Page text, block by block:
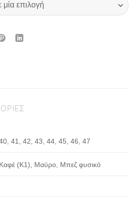
41, 42, 43, 44, 45, 46, 47
Καφέ (Κ1), Μαύρο, Μπεζ φυσικό